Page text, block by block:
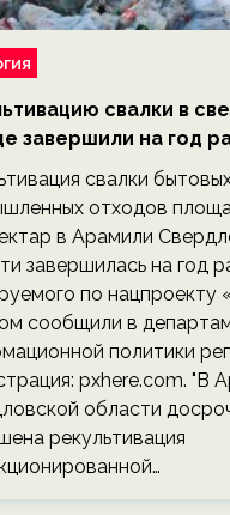
свалки в
завершили на год
срока —
на ECOportal
свалки
отходов
в Арамили
завершилась на год
по нацпроекту
сообщили в
политики
pxhere.com. "В
области
рекультивация